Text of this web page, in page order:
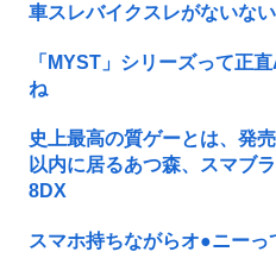
車スレバイクスレがないない
「MYST」シリーズって正
ね
史上最高の質ゲーとは、発
以内に居るあつ森、スマブ
8DX
スマホ持ちながらオ●ニーっ